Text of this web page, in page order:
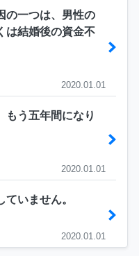
の一つは、男性の
は結婚後の資金不
2020.01.01
もう五年間になり
2020.01.01
いません。
2020.01.01